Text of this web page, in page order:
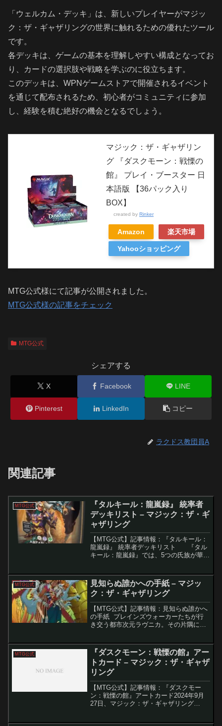
「ウェルカム・デッキ」は、新しいプレイヤーがマジッ
ク：ザ・ギャザリングの世界に触れるための優れたツール
です。
各デッキは、ゲームの基本を理解しやすい構成となってお
り、カードの選択肢や戦略を学ぶのに役立ちます。
このデッキは、WPNゲームストアで開催されるイベント
を通じて配布されるため、初心者がコミュニティに参加
し、経験を積む絶好の機会となるでしょう。
マジック：ザ・ギャザリン
グ 『ダスクモーン：戦慄の
館』 プレイ・ブースター 日
本語版 【36パック入り
BOX】
created by Rinker
Amazon 楽天市場
Yahooショッピング
MTG公式様にて記事が公開されました。
MTG公式様の記事をチェック
MTG公式
シェアする
X Facebook LINE
Pinterest LinkedIn コピー
ラクドス教団員A
関連記事
MTG公式
『タルキール：龍嵐録』 統率者
デッキリスト – マジック：ザ・ギ
ャザリング
【MTG公式】記事情報：『タルキール：
龍嵐録』 統率者デッキリスト 『タル
キール：龍嵐録』では、5つの氏族が華々
ッキはすぐに遊べる100枚構成で、新規
カードや...
MTG公式
見知らぬ誰かへの手紙 – マジッ
ク：ザ・ギャザリング
【MTG公式】記事情報：見知らぬ誰かへ
の手紙 プレインズウォーカーたちが行
き交う都市次元ラヴニカ。その片隅にひ
不思議なメッセージが貼られています。
ある日、この掲示板に立...
MTG公式
『ダスクモーン：戦慄の館』アー
トカード – マジック：ザ・ギャザ
リング
【MTG公式】記事情報：『ダスクモー
ン：戦慄の館』アートカード2024年9月
27日、マジック：ザ・ギャザリング